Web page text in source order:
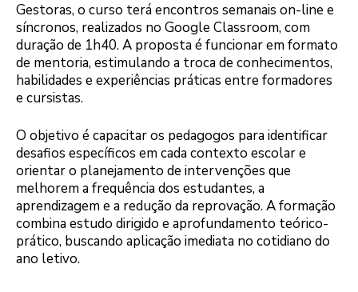
Gestoras, o curso terá encontros semanais on-line e
síncronos, realizados no Google Classroom, com
duração de 1h40. A proposta é funcionar em formato
de mentoria, estimulando a troca de conhecimentos,
habilidades e experiências práticas entre formadores
e cursistas.
O objetivo é capacitar os pedagogos para identificar
desafios específicos em cada contexto escolar e
orientar o planejamento de intervenções que
melhorem a frequência dos estudantes, a
aprendizagem e a redução da reprovação. A formação
combina estudo dirigido e aprofundamento teórico-
prático, buscando aplicação imediata no cotidiano do
ano letivo.